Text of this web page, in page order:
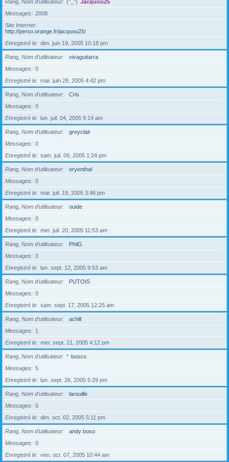
Rang, Nom d’utilisateur (°_°) Jacquou25
Messages
2008
Site Internet
http://perso.orange.fr/jacquou25/
Enregistré le
dim. juin 19, 2005 10:18 pm
Rang, Nom d’utilisateur
vivaguitarra
Messages
0
Enregistré le
mar. juin 28, 2005 4:42 pm
Rang, Nom d’utilisateur
Cris
Messages
0
Enregistré le
lun. juil. 04, 2005 9:14 am
Rang, Nom d’utilisateur
greyclair
Messages
0
Enregistré le
sam. juil. 09, 2005 1:24 pm
Rang, Nom d’utilisateur
oryenthal
Messages
0
Enregistré le
mar. juil. 19, 2005 3:46 pm
Rang, Nom d’utilisateur
ouide
Messages
0
Enregistré le
mer. juil. 20, 2005 11:53 am
Rang, Nom d’utilisateur
PhilG
Messages
0
Enregistré le
lun. sept. 12, 2005 9:53 am
Rang, Nom d’utilisateur
PUTOIS
Messages
0
Enregistré le
sam. sept. 17, 2005 12:25 am
Rang, Nom d’utilisateur
achill
Messages
1
Enregistré le
mer. sept. 21, 2005 4:12 pm
Rang, Nom d’utilisateur * bosco
Messages
5
Enregistré le
lun. sept. 26, 2005 5:29 pm
Rang, Nom d’utilisateur
larouille
Messages
0
Enregistré le
dim. oct. 02, 2005 5:11 pm
Rang, Nom d’utilisateur
andy boso
Messages
0
Enregistré le
ven. oct. 07, 2005 10:44 am